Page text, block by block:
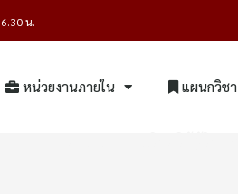
น.
หน่วยงานภายใน แผนกวิชา